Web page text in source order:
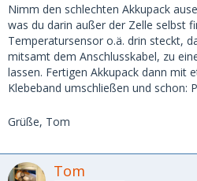
Nimm den schlechten Akkupack
was du darin außer der Zelle selbst
Temperatursensor o.ä. drin steckt,
mitsamt dem Anschlusskabel, zu
lassen. Fertigen Akkupack dann mit
Klebeband umschließen und schon:
Grüße, Tom
Tom